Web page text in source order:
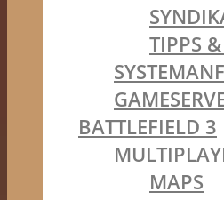
TIPPS
BATTLEFIELD 3
MAPS